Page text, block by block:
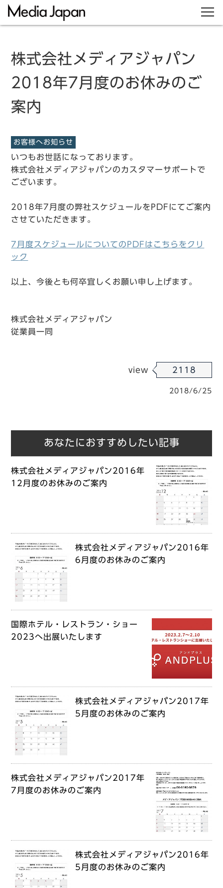
株式会社メディアジャパン
2018年7月度のお休みのご
案内
お客様へお知らせ
いつもお世話になっております。
株式会社メディアジャパンのカスタマーサポートで
ございます。
2018年7月度の弊社スケジュールをPDFにてご案内
させていただきます。
7月度スケジュールについてのPDFはこちらをクリ
ック
以上、今後とも何卒宜しくお願い申し上げます。
株式会社メディアジャパン
従業員一同
view 2118
2018/6/25
あなたにおすすめしたい記事
株式会社メディアジャパン2016年
12月度のお休みのご案内
株式会社メディアジャパン2016年
6月度のお休みのご案内
国際ホテル・レストラン・ショー
2023へ出展いたします
株式会社メディアジャパン2017年
5月度のお休みのご案内
株式会社メディアジャパン2017年
7月度のお休みのご案内
株式会社メディアジャパン2016年
5月度のお休みのご案内